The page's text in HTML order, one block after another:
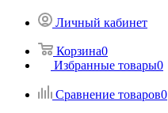
Личный кабинет
Корзина0
Избранные товары0
Сравнение товаров0